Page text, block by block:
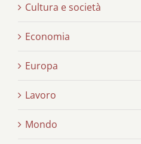
Cultura e società
Economia
Europa
Lavoro
Mondo